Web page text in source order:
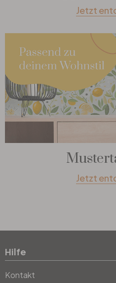
Jetzt
Jetzt
Hilfe
Kontakt